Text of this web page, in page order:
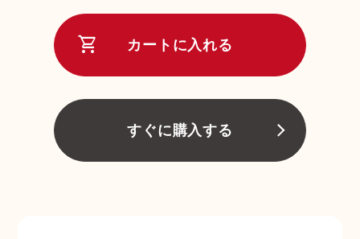
shopping_cart カートに入れる
すぐに購入する